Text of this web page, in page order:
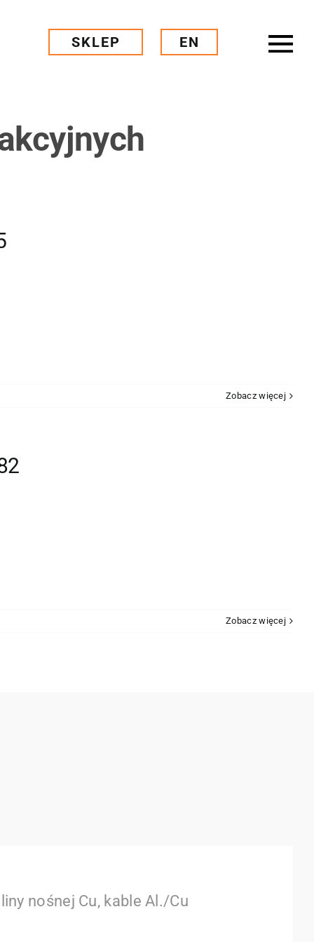
SKLEP EN
Zobacz więcej
Zobacz więcej
nośnej Cu, kable Al./Cu